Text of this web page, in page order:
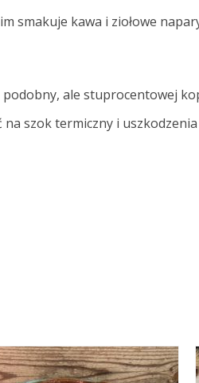
kawa i ziołowe
ale stuprocentowej
szok termiczny i uszkodzenia